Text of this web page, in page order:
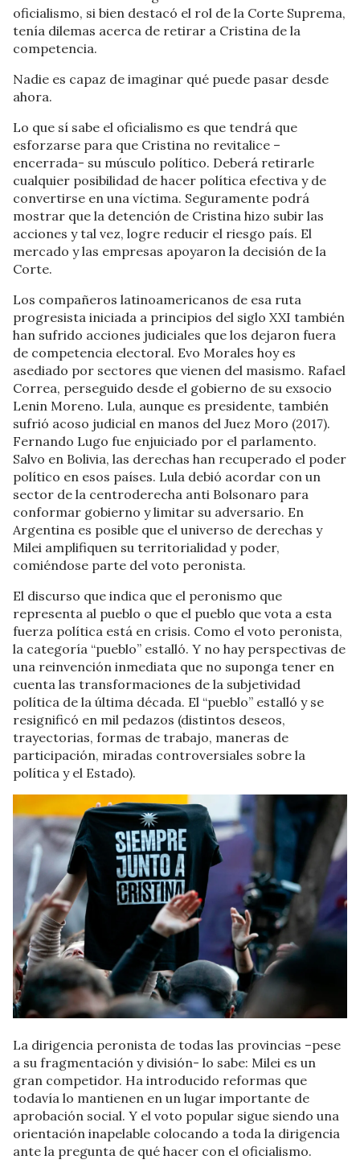
oficialismo, si bien destacó el rol de la Corte Suprema,
tenía dilemas acerca de retirar a Cristina de la
competencia.
Nadie es capaz de imaginar qué puede pasar desde
ahora.
Lo que sí sabe el oficialismo es que tendrá que
esforzarse para que Cristina no revitalice –
encerrada- su músculo político. Deberá retirarle
cualquier posibilidad de hacer política efectiva y de
convertirse en una víctima. Seguramente podrá
mostrar que la detención de Cristina hizo subir las
acciones y tal vez, logre reducir el riesgo país. El
mercado y las empresas apoyaron la decisión de la
Corte.
Los compañeros latinoamericanos de esa ruta
progresista iniciada a principios del siglo XXI también
han sufrido acciones judiciales que los dejaron fuera
de competencia electoral. Evo Morales hoy es
asediado por sectores que vienen del masismo. Rafael
Correa, perseguido desde el gobierno de su exsocio
Lenin Moreno. Lula, aunque es presidente, también
sufrió acoso judicial en manos del Juez Moro (2017).
Fernando Lugo fue enjuiciado por el parlamento.
Salvo en Bolivia, las derechas han recuperado el poder
político en esos países. Lula debió acordar con un
sector de la centroderecha anti Bolsonaro para
conformar gobierno y limitar su adversario. En
Argentina es posible que el universo de derechas y
Milei amplifiquen su territorialidad y poder,
comiéndose parte del voto peronista.
El discurso que indica que el peronismo que
representa al pueblo o que el pueblo que vota a esta
fuerza política está en crisis. Como el voto peronista,
la categoría “pueblo” estalló. Y no hay perspectivas de
una reinvención inmediata que no suponga tener en
cuenta las transformaciones de la subjetividad
política de la última década. El “pueblo” estalló y se
resignificó en mil pedazos (distintos deseos,
trayectorias, formas de trabajo, maneras de
participación, miradas controversiales sobre la
política y el Estado).
La dirigencia peronista de todas las provincias –pese
a su fragmentación y división- lo sabe: Milei es un
gran competidor. Ha introducido reformas que
todavía lo mantienen en un lugar importante de
aprobación social. Y el voto popular sigue siendo una
orientación inapelable colocando a toda la dirigencia
ante la pregunta de qué hacer con el oficialismo.